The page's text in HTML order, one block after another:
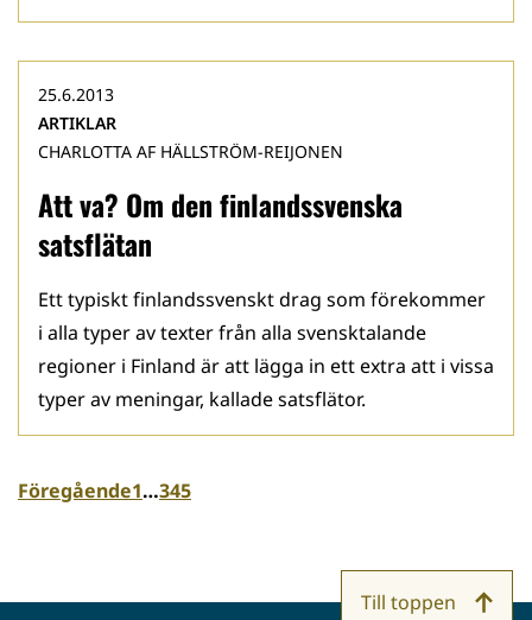
Att va? Om den finlandssvenska
satsflätan
25.6.2013
ARTIKLAR
CHARLOTTA AF HÄLLSTRÖM-REIJONEN
Ett typiskt finlandssvenskt drag som förekommer
i alla typer av texter från alla svensktalande
regioner i Finland är att lägga in ett extra att i vissa
typer av meningar, kallade satsflätor.
Föregående1…345
Till toppen